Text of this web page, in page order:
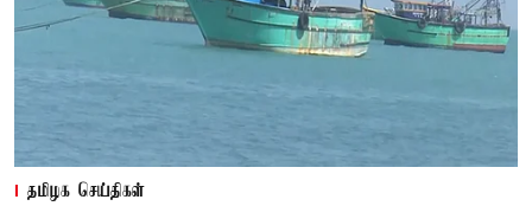
தமிழக செய்திகள்